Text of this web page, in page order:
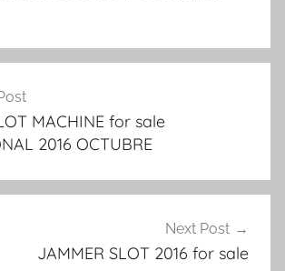
MACHINE for sale
2016 OCTUBRE
Next Post
JAMMER SLOT 2016 for sale